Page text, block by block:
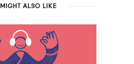
ALSO LIKE